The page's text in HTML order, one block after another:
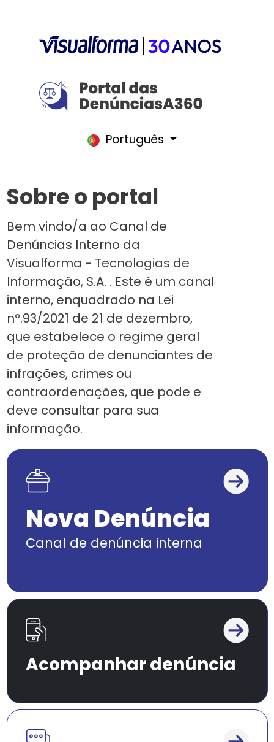
Português
Sobre o portal
Bem vindo/a ao Canal de
Denúncias Interno da
Visualforma - Tecnologias de
Informação, S.A. . Este é um canal
interno, enquadrado na Lei
nº.93/2021 de 21 de dezembro,
que estabelece o regime geral
de proteção de denunciantes de
infrações, crimes ou
contraordenações, que pode e
deve consultar para sua
informação.
Nova Denúncia
Canal de denúncia interna
Acompanhar denúncia